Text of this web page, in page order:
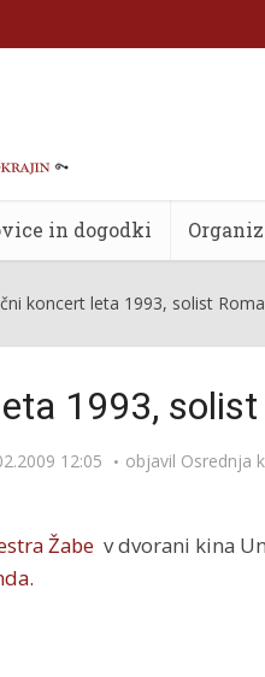
in dogodki
koncert leta 1993, solist
1993,
12:05 objavil Osrednja
Žabe v dvorani kina